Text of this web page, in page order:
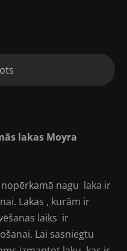
lakas Moyra
nagu laka ir
Lakas , kurām ir
laiks ir
Lai sasniegtu